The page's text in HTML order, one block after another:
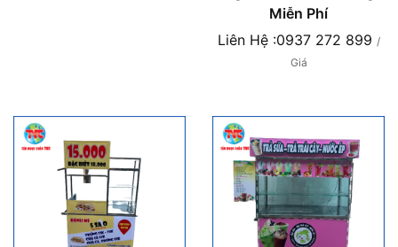
Miễn Phí
Liên Hệ :0937 272 899 /
Giá